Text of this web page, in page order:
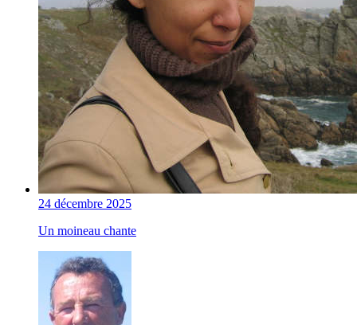
24 décembre 2025
Un moineau chante